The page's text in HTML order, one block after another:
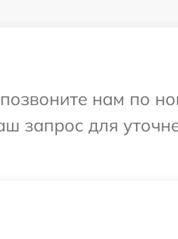
нам по
запрос для